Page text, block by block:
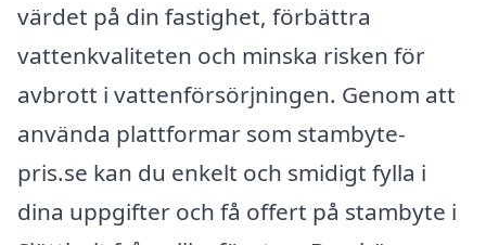
värdet på din fastighet, förbättra
vattenkvaliteten och minska risken för
avbrott i vattenförsörjningen. Genom att
använda plattformar som stambyte-
pris.se kan du enkelt och smidigt fylla i
dina uppgifter och få offert på stambyte i